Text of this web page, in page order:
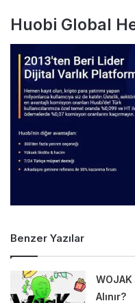
Huobi Global
Benzer Yazılar
Alınır?